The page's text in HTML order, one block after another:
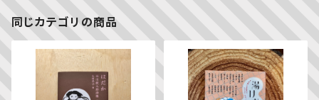
同じカテゴリの商品